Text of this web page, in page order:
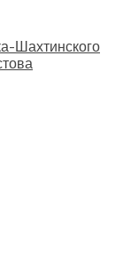
Шахтинского